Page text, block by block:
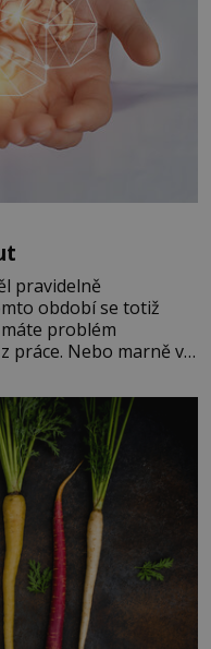
pravidelně
období se totiž
problém
práce. Nebo marně v
se paměť